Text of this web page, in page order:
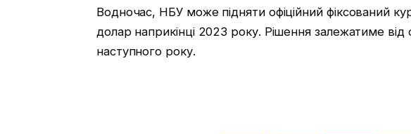
Водночас, НБУ може підняти офіційний фіксований
долар наприкінці 2023 року. Рішення залежатиме від
наступного року.